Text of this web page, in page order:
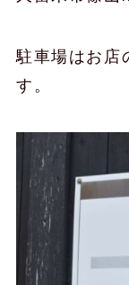
駐車場はお店
す。